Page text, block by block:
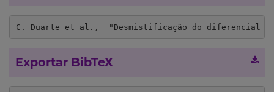
C. Duarte et al.,  "Desmistificação do diferencial de
Exportar BibTeX